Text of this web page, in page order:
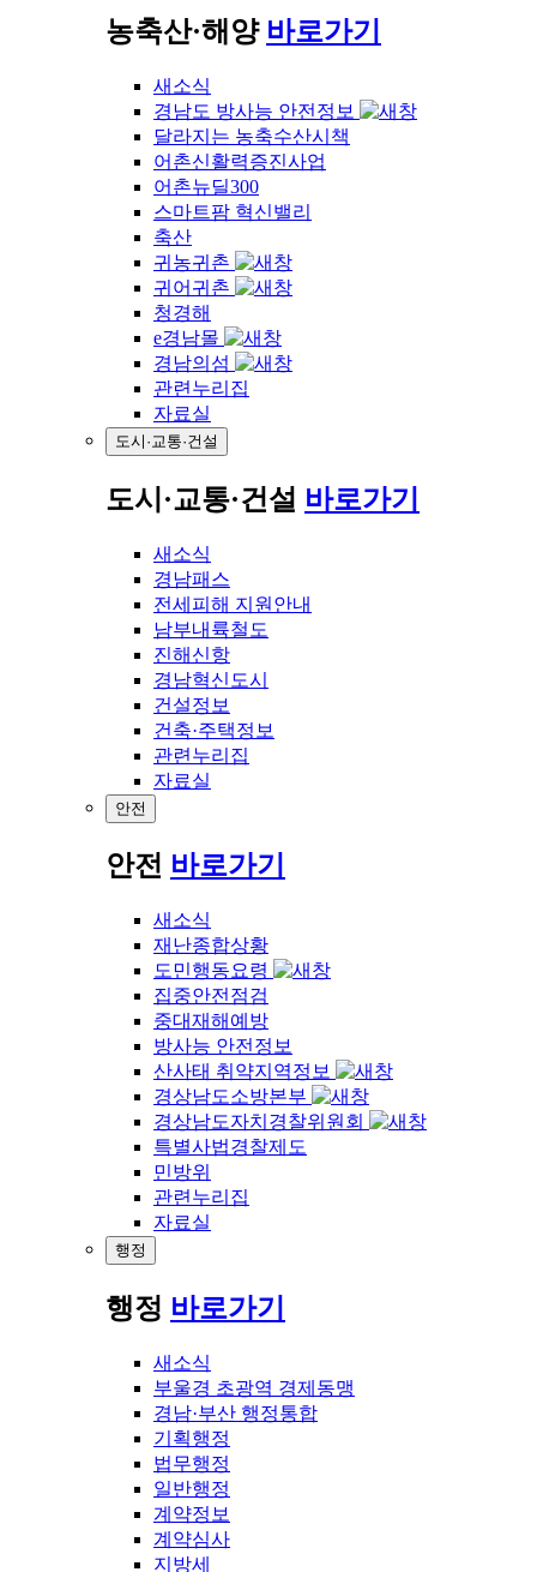
농축산·해양 바로가기
새소식
경남도 방사능 안전정보
달라지는 농축수산시책
어촌신활력증진사업
어촌뉴딜300
스마트팜 혁신밸리
축산
귀농귀촌
귀어귀촌
청경해
e경남몰
경남의섬
관련누리집
자료실
도시·교통·건설
도시·교통·건설 바로가기
새소식
경남패스
전세피해 지원안내
남부내륙철도
진해신항
경남혁신도시
건설정보
건축·주택정보
관련누리집
자료실
안전
안전 바로가기
새소식
재난종합상황
도민행동요령
집중안전점검
중대재해예방
방사능 안전정보
산사태 취약지역정보
경상남도소방본부
경상남도자치경찰위원회
특별사법경찰제도
민방위
관련누리집
자료실
행정
행정 바로가기
새소식
부울경 초광역 경제동맹
경남·부산 행정통합
기획행정
법무행정
일반행정
계약정보
계약심사
지방세